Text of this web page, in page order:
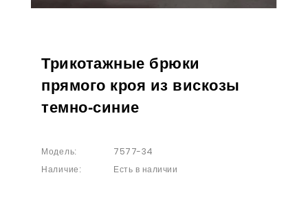
Трикотажные брюки
прямого кроя из вискозы
темно-синие
Модель: 7577-34
Наличие: Есть в наличии